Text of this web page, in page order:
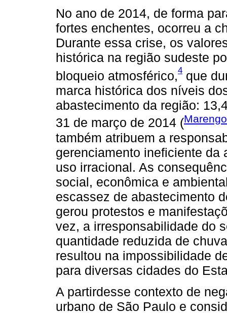
No ano de 2014, de forma
fortes enchentes, ocorreu a
Durante essa crise, os
histórica na região sudeste
bloqueio atmosférico,4 que
marca histórica dos níveis
abastecimento da região:
31 de março de 2014 (Marengo
também atribuem a
gerenciamento ineficiente da
uso irracional. As
social, econômica e
escassez de abastecimento
gerou protestos e
vez, a irresponsabilidade do
quantidade reduzida de
resultou na impossibilidade
para diversas cidades do
A partirdesse contexto de
urbano de São Paulo e